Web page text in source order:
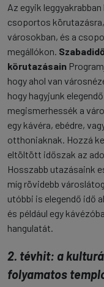
Az egyik
csoportos
városokban, és a
megállókon.
körutazásain
hogy ahol van
hogy hagyjunk
megismerhessék a
egy kávéra, ebédre,
otthoniaknak. Hozzá
eltöltött időszak az
Hosszabb utazásaink
míg rövidebb
utóbbi is elegendő idő
és például egy
hangulatát.
2. tévhit: a
folyamatos